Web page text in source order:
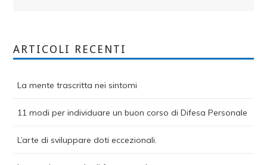
ARTICOLI RECENTI
La mente trascritta nei sintomi
11 modi per individuare un buon corso di Difesa Personale
L’arte di sviluppare doti eccezionali.